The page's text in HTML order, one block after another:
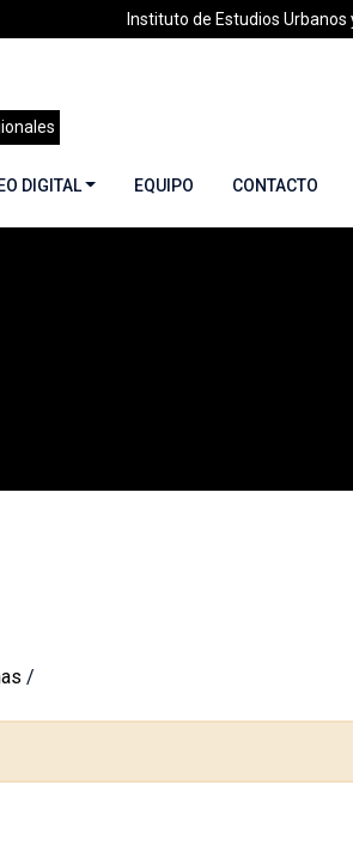
Instituto de Estudios Urbanos
DIGITAL EQUIPO CONTACTO
/